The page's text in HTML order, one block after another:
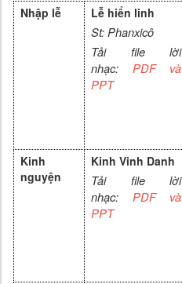
Nhập lễ Lễ hiển linh
St: Phanxicô
Tải file lời
nhạc: PDF và
PPT
Kinh
nguyện
Kinh Vinh Danh
Tải file lời
nhạc: PDF và
PPT